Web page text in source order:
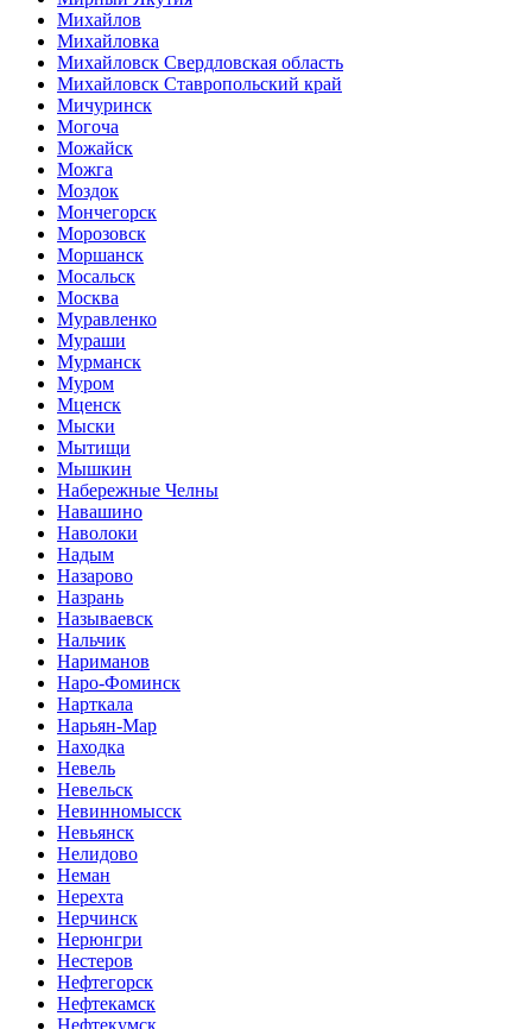
Михайлов
Михайловка
Михайловск Свердловская область
Михайловск Ставропольский край
Мичуринск
Могоча
Можайск
Можга
Моздок
Мончегорск
Морозовск
Моршанск
Мосальск
Москва
Муравленко
Мураши
Мурманск
Муром
Мценск
Мыски
Мытищи
Мышкин
Набережные Челны
Навашино
Наволоки
Надым
Назарово
Назрань
Называевск
Нальчик
Нариманов
Наро-Фоминск
Нарткала
Нарьян-Мар
Находка
Невель
Невельск
Невинномысск
Невьянск
Нелидово
Неман
Нерехта
Нерчинск
Нерюнгри
Нестеров
Нефтегорск
Нефтекамск
Нефтекумск